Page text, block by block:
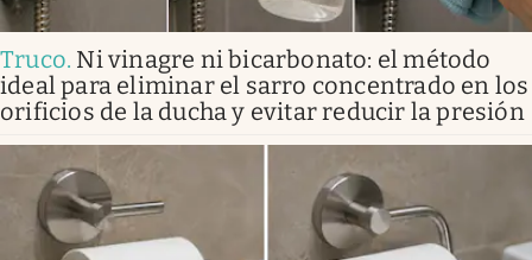
Truco. Ni vinagre ni bicarbonato: el método
ideal para eliminar el sarro concentrado en los
orificios de la ducha y evitar reducir la presión